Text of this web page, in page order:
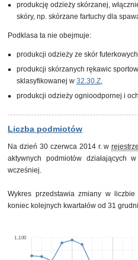
produkcję odzieży skórzanej,
skóry, np. skórzane fartuchy dla
Podklasa ta nie obejmuje:
produkcji odzieży ze skór
produkcji skórzanych rękawic
sklasyfikowanej w 32.30.Z,
produkcji odzieży ognioodpornej i
Liczba podmiotów
Na dzień 30 czerwca 2014 r. w
aktywnych podmiotów działających
wcześniej.
Wykres przedstawia zmiany w
koniec kolejnych kwartałów od 31
1,100